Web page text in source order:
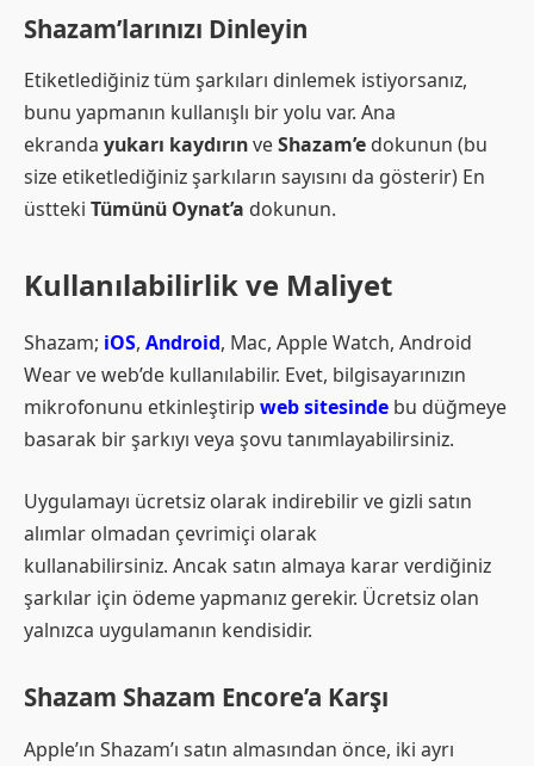
Shazam’larınızı Dinleyin
Etiketlediğiniz tüm şarkıları dinlemek istiyorsanız,
bunu yapmanın kullanışlı bir yolu var. Ana
ekranda yukarı kaydırınveShazam’e dokunun (bu
size etiketlediğiniz şarkıların sayısını da gösterir) En
üstteki Tümünü Oynat’a dokunun.
Kullanılabilirlik ve Maliyet
Shazam; iOS, Android, Mac, Apple Watch, Android
Wear ve web’de kullanılabilir. Evet, bilgisayarınızın
mikrofonunu etkinleştirip web sitesinde bu düğmeye
basarak bir şarkıyı veya şovu tanımlayabilirsiniz.
Uygulamayı ücretsiz olarak indirebilir ve gizli satın
alımlar olmadan çevrimiçi olarak
kullanabilirsiniz. Ancak satın almaya karar verdiğiniz
şarkılar için ödeme yapmanız gerekir. Ücretsiz olan
yalnızca uygulamanın kendisidir.
Shazam Shazam Encore’a Karşı
Apple’ın Shazam’ı satın almasından önce, iki ayrı